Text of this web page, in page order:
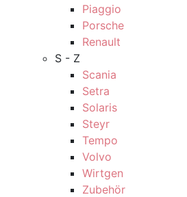
Piaggio
Porsche
Renault
S - Z
Scania
Setra
Solaris
Steyr
Tempo
Volvo
Wirtgen
Zubehör